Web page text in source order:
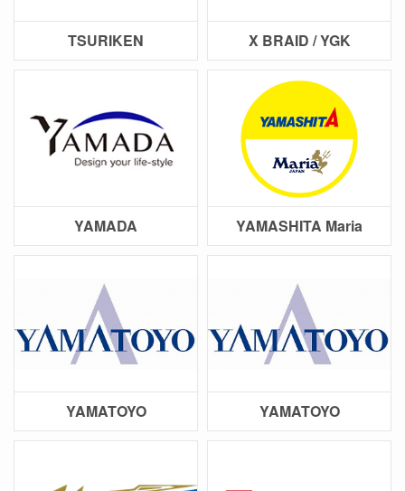
TSURIKEN X BRAID / YGK
YAMADA YAMASHITA Maria
YAMATOYO YAMATOYO